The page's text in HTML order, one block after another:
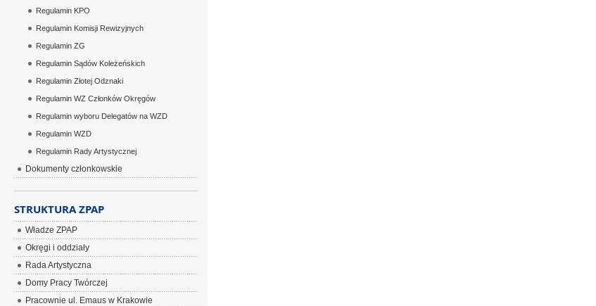
Regulamin KPO
Regulamin Komisji Rewizyjnych
Regulamin ZG
Regulamin Sądów Koleżeńskich
Regulamin Złotej Odznaki
Regulamin WZ Członków Okręgów
Regulamin wyboru Delegatów na WZD
Regulamin WZD
Regulamin Rady Artystycznej
Dokumenty członkowskie
STRUKTURA ZPAP
Władze ZPAP
Okręgi i oddziały
Rada Artystyczna
Domy Pracy Twórczej
Pracownie ul. Emaus w Krakowie